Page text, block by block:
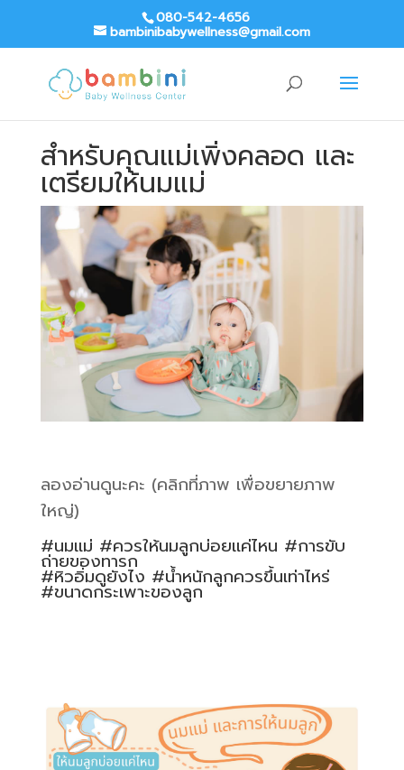
080-542-4656
bambinibabywellness@gmail.com
สำหรับคุณแม่เพิ่งคลอด และ
เตรียมให้นมแม่
ลองอ่านดูนะคะ (คลิกที่ภาพ เพื่อขยายภาพ
ใหญ่)
#นมแม่ #ควรให้นมลูกบ่อยแค่ไหน #การขับ
ถ่ายของทารก
#หิวอิ่มดูยังไง #น้ำหนักลูกควรขึ้นเท่าไหร่
#ขนาดกระเพาะของลูก